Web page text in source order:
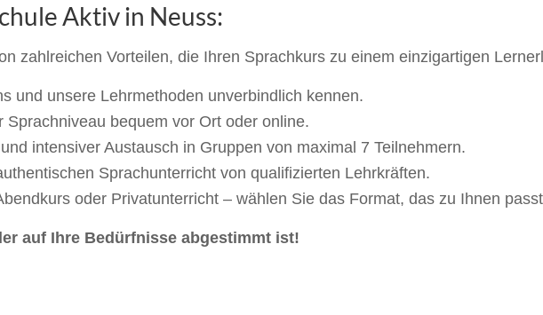
Aktiv in Neuss:
zahlreichen Vorteilen, die Ihren Sprachkurs zu einem einzigartigen
und unsere Lehrmethoden unverbindlich kennen.
Sprachniveau bequem vor Ort oder online.
intensiver Austausch in Gruppen von maximal 7 Teilnehmern.
Sprachunterricht von qualifizierten Lehrkräften.
oder Privatunterricht – wählen Sie das Format, das zu Ihnen
auf Ihre Bedürfnisse abgestimmt ist!